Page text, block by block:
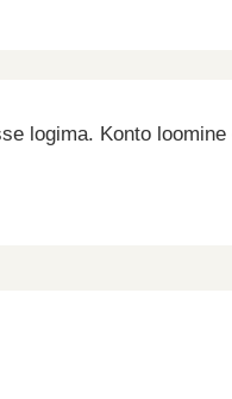
logima. Konto